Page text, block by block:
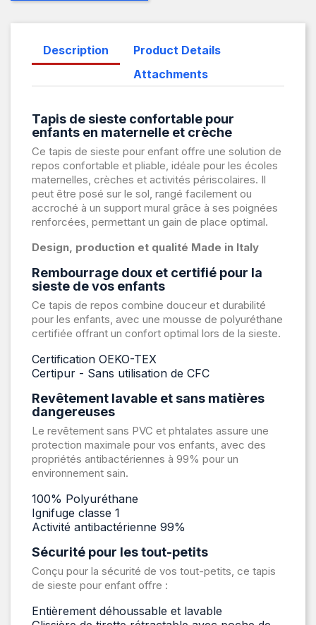
Description
Product Details
Attachments
Tapis de sieste confortable pour
enfants en maternelle et crèche
Ce tapis de sieste pour enfant offre une solution de
repos confortable et pliable, idéale pour les écoles
maternelles, crèches et activités périscolaires. Il
peut être posé sur le sol, rangé facilement ou
accroché à un support mural grâce à ses poignées
renforcées, permettant un gain de place optimal.
Design, production et qualité Made in Italy
Rembourrage doux et certifié pour la
sieste de vos enfants
Ce tapis de repos combine douceur et durabilité
pour les enfants, avec une mousse de polyuréthane
certifiée offrant un confort optimal lors de la sieste.
Certification OEKO-TEX
Certipur - Sans utilisation de CFC
Revêtement lavable et sans matières
dangereuses
Le revêtement sans PVC et phtalates assure une
protection maximale pour vos enfants, avec des
propriétés antibactériennes à 99% pour un
environnement sain.
100% Polyuréthane
Ignifuge classe 1
Activité antibactérienne 99%
Sécurité pour les tout-petits
Conçu pour la sécurité de vos tout-petits, ce tapis
de sieste pour enfant offre :
Entièrement déhoussable et lavable